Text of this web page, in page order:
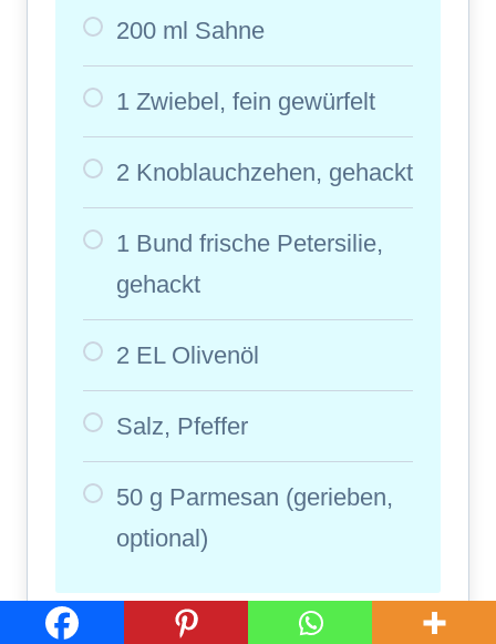
200 ml Sahne
1 Zwiebel, fein gewürfelt
2 Knoblauchzehen, gehackt
1 Bund frische Petersilie,
gehackt
2 EL Olivenöl
Salz, Pfeffer
50 g Parmesan (gerieben,
optional)